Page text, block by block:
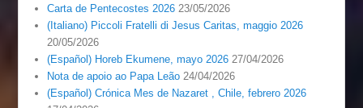
Carta de Pentecostes 2026 23/05/2026
(Italiano) Piccoli Fratelli di Jesus Caritas, maggio 2026
20/05/2026
(Español) Horeb Ekumene, mayo 2026 27/04/2026
Nota de apoio ao Papa Leão 24/04/2026
(Español) Crónica Mes de Nazaret , Chile, febrero 2026